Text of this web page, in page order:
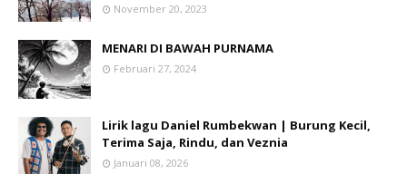
November 20, 2023
MENARI DI BAWAH PURNAMA
Februari 27, 2024
Lirik lagu Daniel Rumbekwan | Burung Kecil,
Terima Saja, Rindu, dan Veznia
Januari 08, 2026